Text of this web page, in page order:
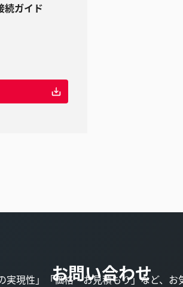
続ガイド
お問い合わせ
実現性」「価格・お見積もり」など、お